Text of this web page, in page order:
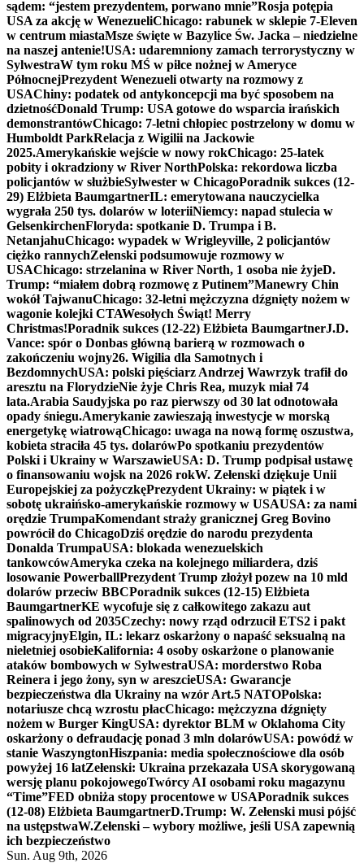
sądem: “jestem prezydentem, porwano mnie”Rosja potępia
USA za akcję w WenezueliChicago: rabunek w sklepie 7-Eleven
w centrum miastaMsze święte w Bazylice Św. Jacka – niedzielne
na naszej antenie!USA: udaremniony zamach terrorystyczny w
SylwestraW tym roku MŚ w piłce nożnej w Ameryce
PółnocnejPrezydent Wenezueli otwarty na rozmowy z
USAChiny: podatek od antykoncepcji ma być sposobem na
dzietnośćDonald Trump: USA gotowe do wsparcia irańskich
demonstrantówChicago: 7-letni chłopiec postrzelony w domu w
Humboldt ParkRelacja z Wigilii na Jackowie
2025.Amerykańskie wejście w nowy rokChicago: 25-latek
pobity i okradziony w River NorthPolska: rekordowa liczba
policjantów w służbieSylwester w ChicagoPoradnik sukces (12-
29) Elżbieta BaumgartnerIL: emerytowana nauczycielka
wygrała 250 tys. dolarów w loteriiNiemcy: napad stulecia w
GelsenkirchenFloryda: spotkanie D. Trumpa i B.
NetanjahuChicago: wypadek w Wrigleyville, 2 policjantów
ciężko rannychZełenski podsumowuje rozmowy w
USAChicago: strzelanina w River North, 1 osoba nie żyjeD.
Trump: “miałem dobrą rozmowę z Putinem”Manewry Chin
wokół TajwanuChicago: 32-letni mężczyzna dźgnięty nożem w
wagonie kolejki CTAWesołych Świąt! Merry
Christmas!Poradnik sukces (12-22) Elżbieta BaumgartnerJ.D.
Vance: spór o Donbas główną barierą w rozmowach o
zakończeniu wojny26. Wigilia dla Samotnych i
BezdomnychUSA: polski pięściarz Andrzej Wawrzyk trafił do
aresztu na FlorydzieNie żyje Chris Rea, muzyk miał 74
lata.Arabia Saudyjska po raz pierwszy od 30 lat odnotowała
opady śniegu.Amerykanie zawieszają inwestycje w morską
energetykę wiatrowąChicago: uwaga na nową formę oszustwa,
kobieta straciła 45 tys. dolarówPo spotkaniu prezydentów
Polski i Ukrainy w WarszawieUSA: D. Trump podpisał ustawę
o finansowaniu wojsk na 2026 rokW. Zełenski dziękuje Unii
Europejskiej za pożyczkęPrezydent Ukrainy: w piątek i w
sobotę ukraińsko-amerykańskie rozmowy w USAUSA: za nami
orędzie TrumpaKomendant straży granicznej Greg Bovino
powrócił do ChicagoDziś orędzie do narodu prezydenta
Donalda TrumpaUSA: blokada wenezuelskich
tankowcówAmeryka czeka na kolejnego miliardera, dziś
losowanie PowerballPrezydent Trump złożył pozew na 10 mld
dolarów przeciw BBCPoradnik sukces (12-15) Elżbieta
BaumgartnerKE wycofuje się z całkowitego zakazu aut
spalinowych od 2035Czechy: nowy rząd odrzucił ETS2 i pakt
migracyjnyElgin, IL: lekarz oskarżony o napaść seksualną na
nieletniej osobieKalifornia: 4 osoby oskarżone o planowanie
ataków bombowych w SylwestraUSA: morderstwo Roba
Reinera i jego żony, syn w areszcieUSA: Gwarancje
bezpieczeństwa dla Ukrainy na wzór Art.5 NATOPolska:
notariusze chcą wzrostu płacChicago: mężczyzna dźgnięty
nożem w Burger KingUSA: dyrektor BLM w Oklahoma City
oskarżony o defraudację ponad 3 mln dolarówUSA: powódź w
stanie WaszyngtonHiszpania: media społecznościowe dla osób
powyżej 16 latZełenski: Ukraina przekazała USA skorygowaną
wersję planu pokojowegoTwórcy AI osobami roku magazynu
“Time”FED obniża stopy procentowe w USAPoradnik sukces
(12-08) Elżbieta BaumgartnerD.Trump: W. Zełenski musi pójść
na ustępstwaW.Zełenski – wybory możliwe, jeśli USA zapewnią
ich bezpieczeństwo
Sun. Aug 9th, 2026